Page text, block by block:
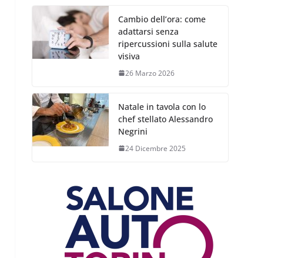
Cambio dell’ora: come
adattarsi senza
ripercussioni sulla salute
visiva
26 Marzo 2026
Natale in tavola con lo
chef stellato Alessandro
Negrini
24 Dicembre 2025